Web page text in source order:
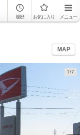
履歴 お気に入り メニュー
MAP
1/7